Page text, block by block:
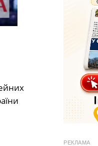
РЕКЛАМА